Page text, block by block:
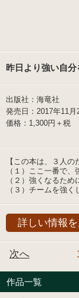
昨日より強い自
出版社：海竜社
発売日：2017年11月
価格：1,300円＋税
【この本は、３人の
（１）ここ一番で、
（２）強くなるた
（３）チームを強く
詳しい情報
次へ
作品一覧